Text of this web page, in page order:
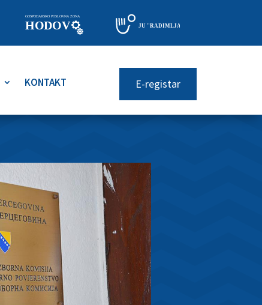
KONTAKT E-registar